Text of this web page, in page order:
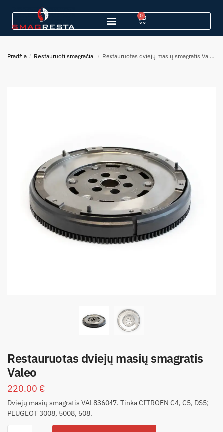
0
Pradžia / Restauruoti smagračiai / Restauruotas dviejų masių smagratis Valeo
Restauruotas dviejų masių smagratis
Valeo
220.00 €
Dviejų masių smagratis VAL836047. Tinka CITROEN C4, C5, DS5;
PEUGEOT 3008, 5008, 508.